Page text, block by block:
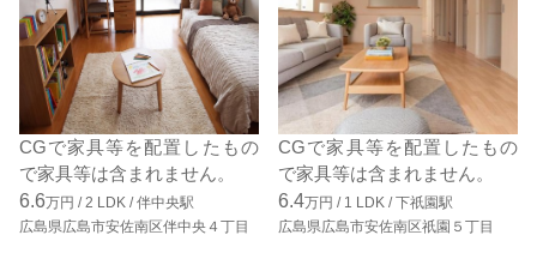
CGで家具等を配置したもの
で家具等は含まれません。
6.6万円 /2 LDK /伴中央駅
広島県広島市安佐南区伴中央４丁目
CGで家具等を配置したもの
で家具等は含まれません。
6.4万円 / 1 LDK /下祇園駅
広島県広島市安佐南区祇園５丁目